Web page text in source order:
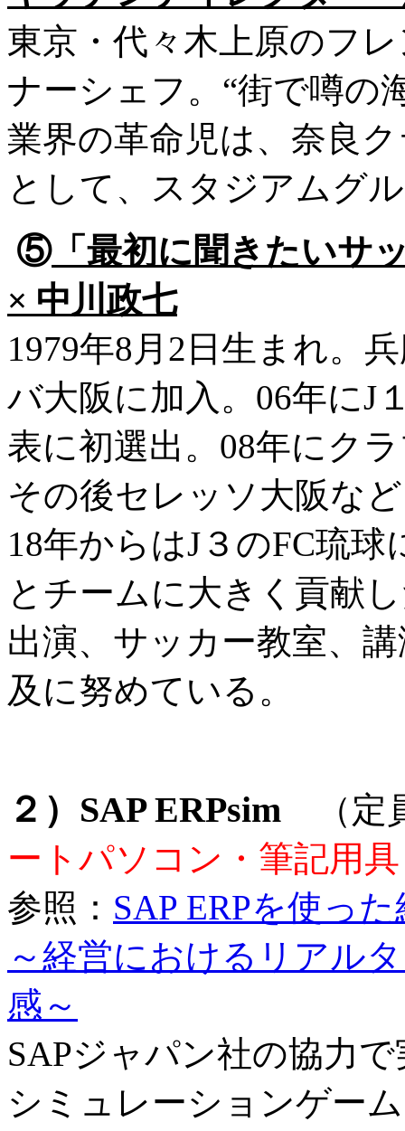
東京・代々木上原のフ
ナーシェフ。“街で噂の
業界の革命児は、奈良
として、スタジアムグ
⑤「最初に聞きたいサ
× 中川政七
1979年8月2日生まれ。
バ大阪に加入。06年にJ
表に初選出。08年にク
その後セレッソ大阪な
18年からはJ３のFC琉
とチームに大きく貢献
出演、サッカー教室、
及に努めている。
２）SAP ERPsim （定
ートパソコン・筆記用
参照： SAP ERPを使っ
～経営におけるリアル
感～
SAPジャパン社の協力
シミュレーションゲー